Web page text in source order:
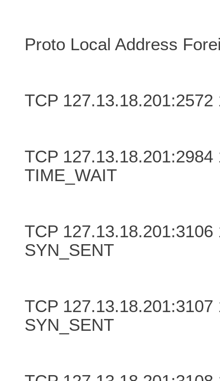
Proto Local Address
TCP
TCP
TIME_WAIT
TCP
SYN_SENT
TCP
SYN_SENT